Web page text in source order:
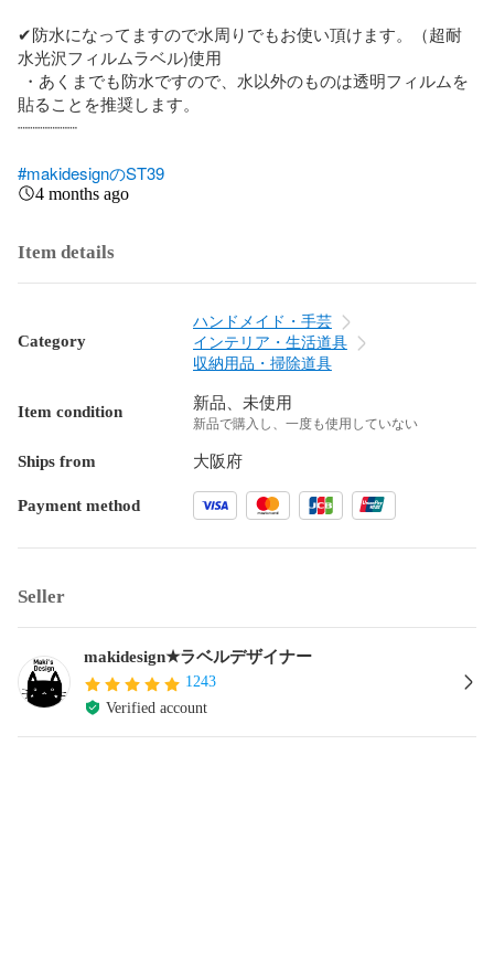
✔防水になってますので水周りでもお使い頂けます。（超耐
水光沢フィルムラベル)使用
貼ることを推奨します。
┈┈┈┈┈┈
#makidesignのST39
4 months ago
Item details
Category
ハンドメイド・手芸
インテリア・生活道具
収納用品・掃除道具
Item condition 新品、未使用
新品で購入し、一度も使用していない
Ships from 大阪府
Payment method
Seller
makidesign★ラベルデザイナー
1243
Verified account